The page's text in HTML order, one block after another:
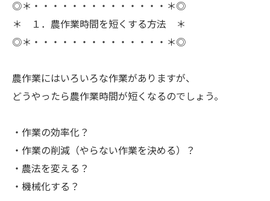
◎＊・・・・・・・・・・・・・・＊◎
＊ １．農作業時間を短くする方法 ＊
◎＊・・・・・・・・・・・・・・＊◎
ㅤ農作業にはいろいろな作業がありますが、
どうやったら農作業時間が短くなるのでしょう。
・作業の効率化？
・作業の削減（やらない作業を決める）？
・農法を変える？
・機械化する？